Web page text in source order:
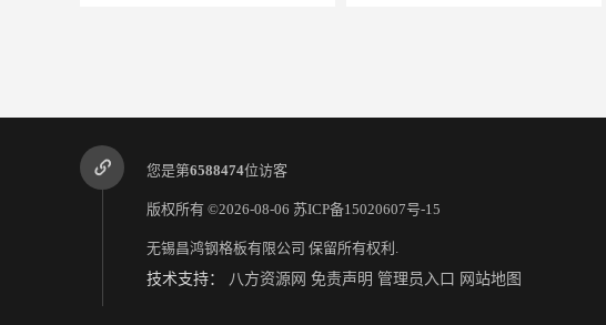
江西镀锌钢格板 无锡昌鸿钢格板有限公司
您是第6588474位访客
版权所有 ©2026-08-06 苏ICP备15020607号-15
无锡昌鸿钢格板有限公司 保留所有权利.
技术支持： 八方资源网 免责声明 管理员入口 网站地图